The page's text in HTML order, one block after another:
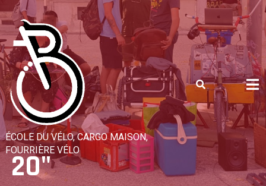
Skip
to
content
ÉCOLE DU VÉLO, CARGO MAISON,
FOURRIÈRE VÉLO
20"